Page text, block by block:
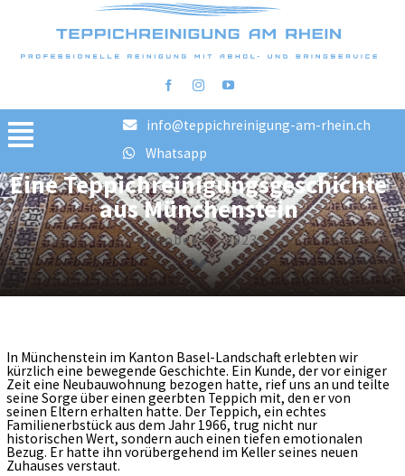
Toggle
Navigation
Home
Reinigungsschritte
FAQ
Preise
Blog
AGB
Kontakt
info@teppichreinigung-am-rhein.ch
Whatsapp
Eine Teppichreinigungsgeschichte
aus Münchenstein
Oktober 17, 2023
In Münchenstein im Kanton Basel-Landschaft erlebten wir
kürzlich eine bewegende Geschichte. Ein Kunde, der vor einiger
Zeit eine Neubauwohnung bezogen hatte, rief uns an und teilte
seine Sorge über einen geerbten Teppich mit, den er von
seinen Eltern erhalten hatte. Der Teppich, ein echtes
Familienerbstück aus dem Jahr 1966, trug nicht nur
historischen Wert, sondern auch einen tiefen emotionalen
Bezug. Er hatte ihn vorübergehend im Keller seines neuen
Zuhauses verstaut.